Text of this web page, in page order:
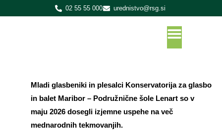
02 55 55 000 urednistvo@rsg.si
Mladi glasbeniki in plesalci Konservatorija za glasbo
in balet Maribor – Podružnične šole Lenart so v
maju 2026 dosegli izjemne uspehe na več
mednarodnih tekmovanjih.